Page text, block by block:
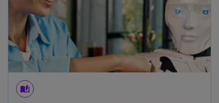
auto_stories